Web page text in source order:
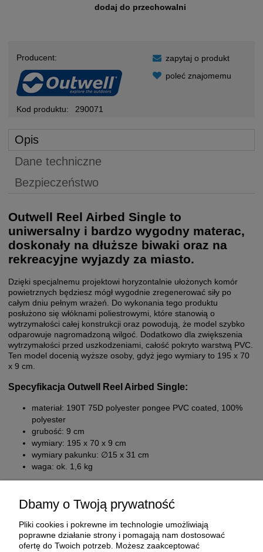
dodaj do przechowalni
Producent:
Kod produktu: 290071
zapytaj o produkt
poleć znajomemu
Opis
Dane techniczne
Bezpieczeństwo
Outwell Reel Airbed Single to
uniwersalny i bardzo wygodny materac,
doskonały na dłuższe biwaki oraz na
rekreacyjne wyjazdy za miasto.
Dzięki specjalnemu projektowi horyzontalnie ułożonych komór
powietrznych będziesz mógł wygodnie zregenerować siły po
całym dniu pełnym wrażeń. Do wykonania tego produktu
posłużono się włóknami poliestrowymi, które stanowią o
wytrzymałości całej konstrukcji oraz powodują, że model szybko
odparowuje nagromadzoną wilgoć. Dodatkowo dla zwiększenia
wytrzymałości przed uszkodzeniami, całość pokryto warstwą PVC.
Ten model docenią wyższe osoby, gdyż jego wymiary to 195 x 70
x 9 cm.
Specyfikacja Outwell Reel Airbed Single:
materiał: 190T 75D polyester pongee PVC coated, 100%
polyester
grubość: 9 cm
wymiary: 195 x 70 x 9 cm
wymiary pakunku: ∅15 x 31 cm
waga: ok. 1,6 kg
Dbamy o Twoją prywatność
Pliki cookies i pokrewne im technologie umożliwiają
poprawne działanie strony i pomagają nam dostosować
ofertę do Twoich potrzeb. Możesz zaakceptować